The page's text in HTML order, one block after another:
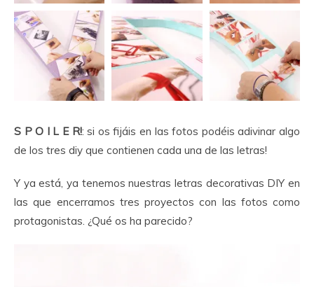
S P O I L E R!: si os fijáis en las fotos podéis adivinar algo
de los tres diy que contienen cada una de las letras!
Y ya está, ya tenemos nuestras letras decorativas DIY en
las que encerramos tres proyectos con las fotos como
protagonistas. ¿Qué os ha parecido?